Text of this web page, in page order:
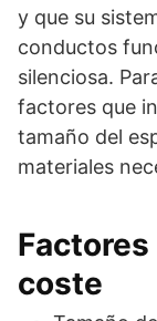
y que su
conductos
silenciosa.
factores que
tamaño del
materiales
coste